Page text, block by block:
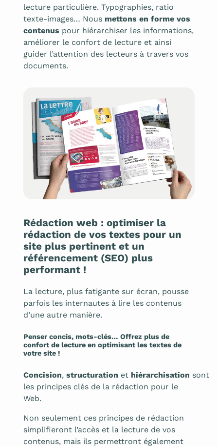
lecture particulière. Typographies, ratio
texte-images… Nous mettons en forme vos
contenus pour hiérarchiser les informations,
améliorer le confort de lecture et ainsi
guider l’attention des lecteurs à travers vos
documents.
Rédaction web : optimiser la
rédaction de vos textes pour un
site plus pertinent et un
référencement (SEO) plus
performant !
La lecture, plus fatigante sur écran, pousse
parfois les internautes à lire les contenus
d’une autre manière.
Penser concis, mots-clés… Offrez plus de
confort de lecture en optimisant les textes de
votre site !
Concision, structuration et hiérarchisation sont
les principes clés de la rédaction pour le
Web.
Non seulement ces principes de rédaction
simplifieront l’accès et la lecture de vos
contenus, mais ils permettront également